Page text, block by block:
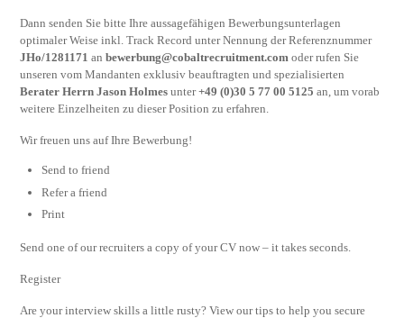
Dann senden Sie bitte Ihre aussagefähigen Bewerbungsunterlagen
optimaler Weise inkl. Track Record unter Nennung der Referenznummer
JHo/1281171 anbewerbung@cobaltrecruitment.com oder rufen Sie
unseren vom Mandanten exklusiv beauftragten und spezialisierten
Berater Herrn Jason Holmes unter+49 (0)30 5 77 00 5125 an, um vorab
weitere Einzelheiten zu dieser Position zu erfahren.
Wir freuen uns auf Ihre Bewerbung!
Send to friend
Refer a friend
Print
Send one of our recruiters a copy of your CV now – it takes seconds.
Register
Are your interview skills a little rusty? View our tips to help you secure